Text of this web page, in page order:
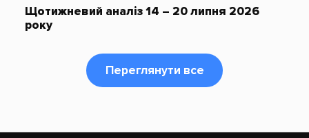
Щотижневий аналіз 14 – 20 липня 2026
року
Переглянути все